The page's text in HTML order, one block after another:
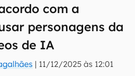
com a
personagens da
de IA
| 11/12/2025 às 12:01
inscreva-se